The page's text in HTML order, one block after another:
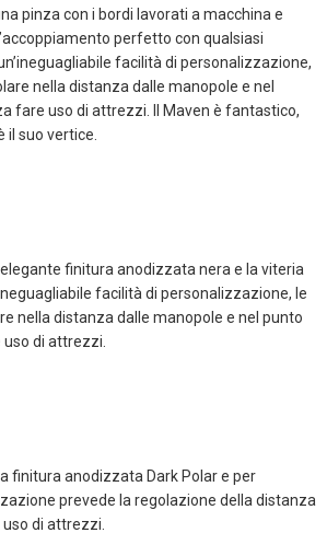
pinza con i bordi lavorati a macchina e
perfetto con qualsiasi
facilità di personalizzazione,
nella distanza dalle manopole e nel
fare uso di attrezzi. Il Maven è fantastico,
il suo vertice.
elegante finitura anodizzata nera e la viteria
facilità di personalizzazione, le
nella distanza dalle manopole e nel punto
di attrezzi.
finitura anodizzata Dark Polar e per
prevede la regolazione della distanza
di attrezzi.